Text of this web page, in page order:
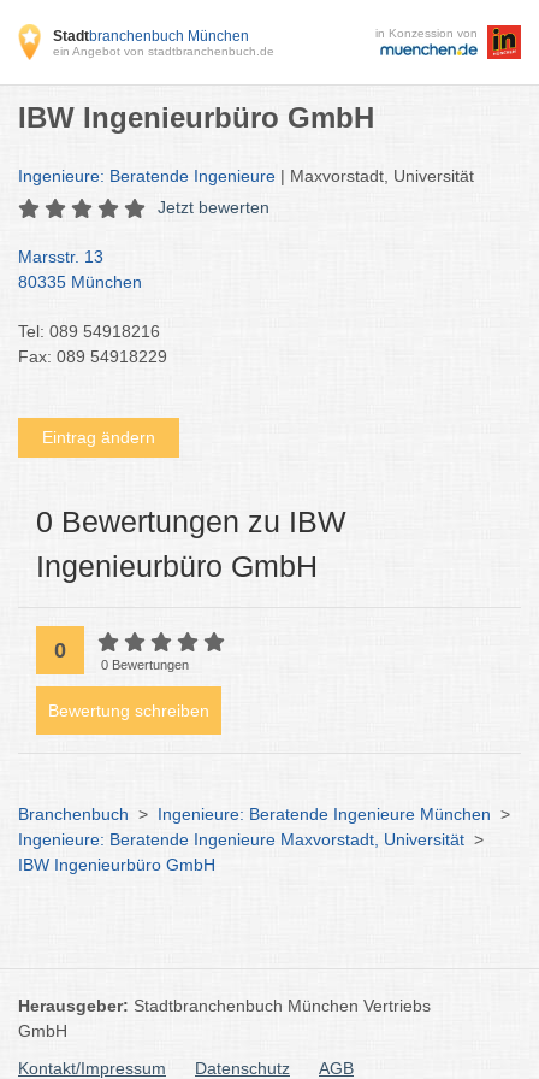
Stadtbranchenbuch München
ein Angebot von stadtbranchenbuch.de
in Konzession von
IBW Ingenieurbüro GmbH
Ingenieure: Beratende Ingenieure | Maxvorstadt, Universität
Jetzt bewerten
Marsstr. 13
80335 München
Tel: 089 54918216
Fax: 089 54918229
Eintrag ändern
0 Bewertungen zu IBW
Ingenieurbüro GmbH
0
0 Bewertungen
Bewertung schreiben
Branchenbuch > Ingenieure: Beratende Ingenieure München >
Ingenieure: Beratende Ingenieure Maxvorstadt, Universität >
IBW Ingenieurbüro GmbH
Herausgeber: Stadtbranchenbuch München Vertriebs
GmbH
Kontakt/Impressum
Datenschutz AGB